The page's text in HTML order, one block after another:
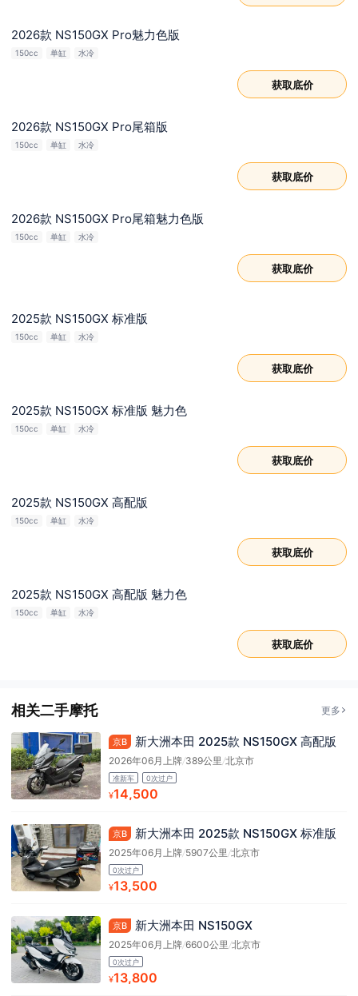
2026款 NS150GX Pro魅力色版
150cc 单缸 水冷
获取底价
2026款 NS150GX Pro尾箱版
150cc 单缸 水冷
获取底价
2026款 NS150GX Pro尾箱魅力色版
150cc 单缸 水冷
获取底价
2025款 NS150GX 标准版
150cc 单缸 水冷
获取底价
2025款 NS150GX 标准版 魅力色
150cc 单缸 水冷
获取底价
2025款 NS150GX 高配版
150cc 单缸 水冷
获取底价
2025款 NS150GX 高配版 魅力色
150cc 单缸 水冷
获取底价
相关二手摩托 更多
京B 新大洲本田 2025款 NS150GX 高配版
2026年06月上牌/389公里 /北京市
准新车 0次过户
¥14,500
京B 新大洲本田 2025款 NS150GX 标准版
2025年06月上牌/5907公里 /北京市
0次过户
¥13,500
京B 新大洲本田 NS150GX
2025年06月上牌/6600公里 /北京市
0次过户
¥13,800